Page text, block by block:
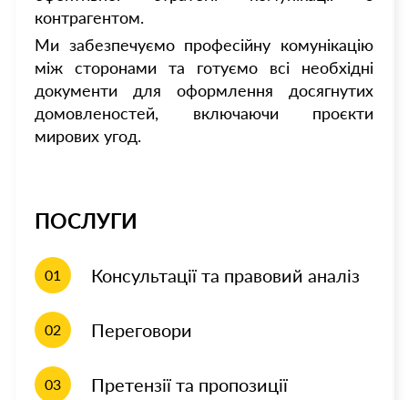
контрагентом.
Ми забезпечуємо професійну комунікацію
між сторонами та готуємо всі необхідні
документи для оформлення досягнутих
домовленостей, включаючи проєкти
мирових угод.
ПОСЛУГИ
01 Консультації та правовий аналіз
02 Переговори
03 Претензії та пропозиції